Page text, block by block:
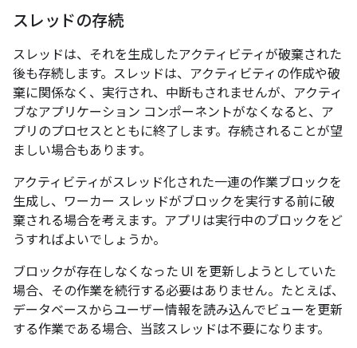
スレッドの存続
スレッドは、それを生成したアクティビティが破棄された
後も存続します。スレッドは、アクティビティの作成や破
棄に関係なく、実行され、中断もされませんが、アクティ
ブなアプリケーション コンポーネントがなくなると、ア
プリのプロセスとともに終了します。存続されることが望
ましい場合もあります。
アクティビティがスレッド化された一連の作業ブロックを
生成し、ワーカー スレッドがブロックを実行する前に破
棄される場合を考えます。アプリは実行中のブロックをど
うすればよいでしょうか。
ブロックが存在しなくなった UI を更新しようとしていた
場合、その作業を続行する必要はありません。たとえば、
データベースからユーザー情報を読み込んでビューを更新
する作業である場合、当該スレッドは不要になります。